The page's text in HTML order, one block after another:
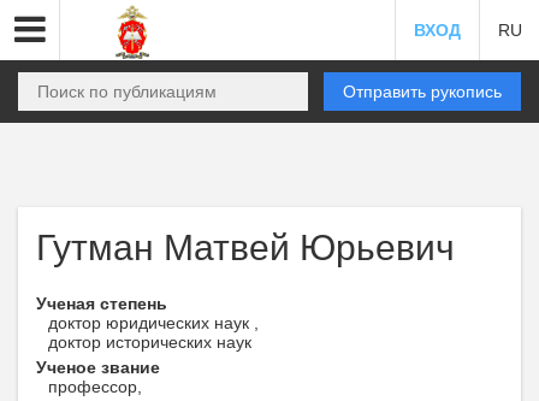
ВХОД RU
Отправить рукопись
Гутман Матвей Юрьевич
Ученая степень
доктор юридических наук ,
доктор исторических наук
Ученое звание
профессор,